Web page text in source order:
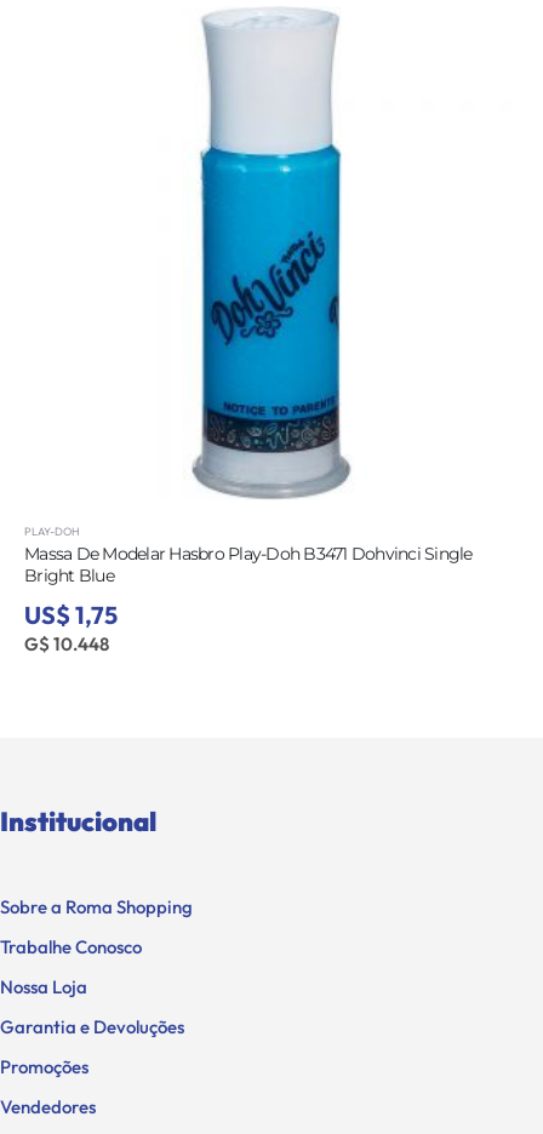
PLAY-DOH
Massa De Modelar Hasbro Play-Doh B3471 Dohvinci Single
Bright Blue
US$ 1,75
G$ 10.448
Institucional
Sobre a Roma Shopping
Trabalhe Conosco
Nossa Loja
Garantia e Devoluções
Promoções
Vendedores